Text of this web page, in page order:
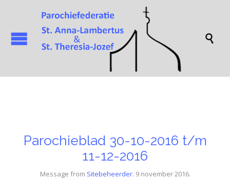

Parochieblad 30-10-2016 t/m
11-12-2016
Message from Sitebeheerder. 9 november 2016.